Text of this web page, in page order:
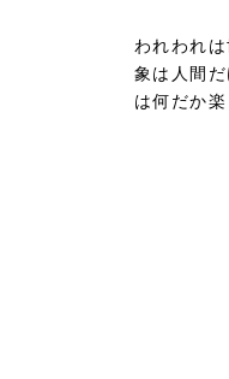
われわれ
象は人間
は何だか